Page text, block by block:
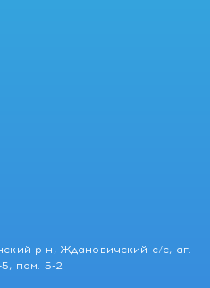
р-н, Ждановичский с/с, аг.
пом. 5-2